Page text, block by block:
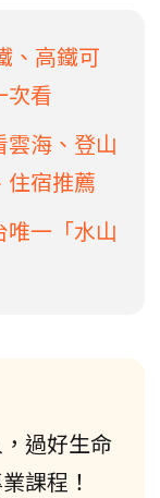
、高鐵可
次看
海、登山
住宿推薦
一「水山
過好生命
課程！